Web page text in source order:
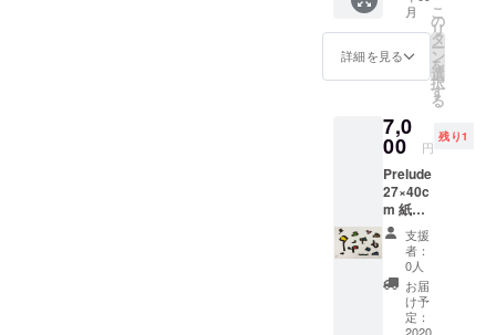
書きあ
り。フ
レーム
に入れ
る場合
たりは
しませ
ん。
月
詳細を見る
こ
の
リ
タ
ー
ン
を
選
択
す
る
7,0
00 円
残り1
Prelude
27×40c
m 紙に
アクリ
ル、イ
ンク
支援
者：
0人
お届
け予
定：
2020